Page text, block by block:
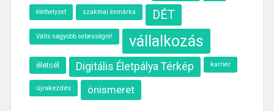
élethelyzet szakmai énmárka DÉT
Válts nagyobb sebességre! vállalkozás
életcél Digitális Életpálya Térkép karrier
újrakezdés önismeret